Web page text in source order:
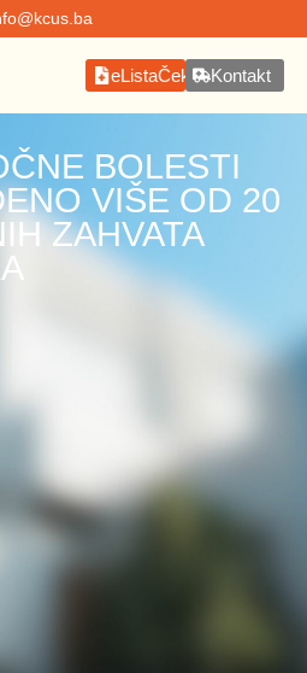
eListaČekanjaKontakt
BOLESTI
VIŠE OD 20
ZAHVATA